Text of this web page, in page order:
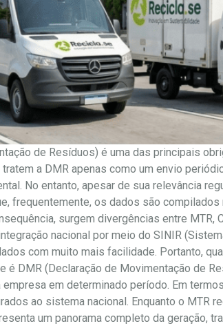
de Resíduos) é uma das principais
a DMR apenas como um envio
No entanto, apesar de sua relevância
frequentemente, os dados são
surgem divergências entre
nacional por meio do SINIR
com muito mais facilidade. Portanto,
é DMR (Declaração de Movimentação de
em determinado período. Em
ao sistema nacional. Enquanto o MTR
um panorama completo da